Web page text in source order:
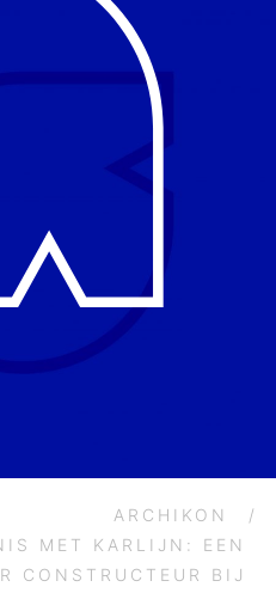
ARCHIKON
/
MET KARLIJN: EEN
CONSTRUCTEUR BIJ